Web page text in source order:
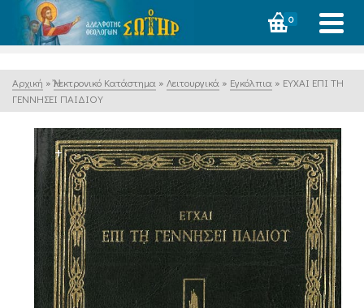
0
Αρχική » Ἠλεκτρονικό Κατάστημα » Λειτουργικά » Εγκόλπια » ΕΥΧΑΙ ΕΠΙ ΤΗ
ΓΕΝΝΗΣΕΙ ΠΑΙΔΙΟΥ